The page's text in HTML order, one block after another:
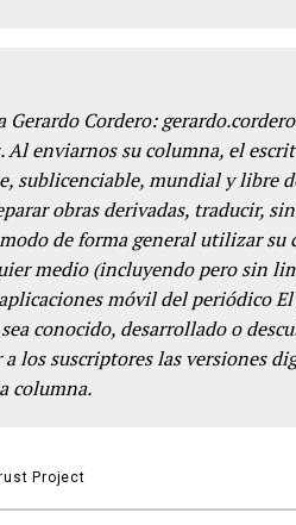
Gerardo Cordero:
Al enviarnos su columna, el
sublicenciable, mundial y libre
obras derivadas, traducir,
de forma general utilizar
medio (incluyendo pero sin
móvil del periódico
conocido, desarrollado o
a los suscriptores las versiones
columna.